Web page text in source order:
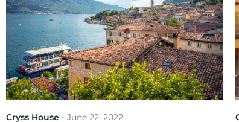
Cryss House - June 22, 2022